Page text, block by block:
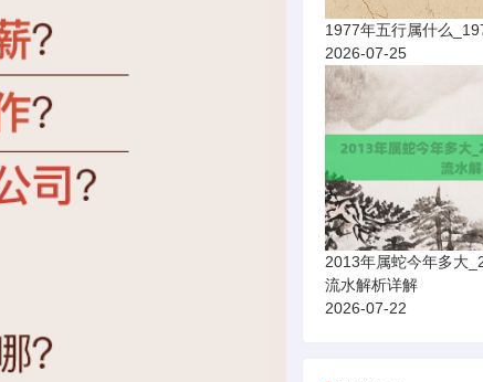
1977年五行属什么
2026-07-25
2013年属蛇今年多大
流水解析详解
2026-07-22